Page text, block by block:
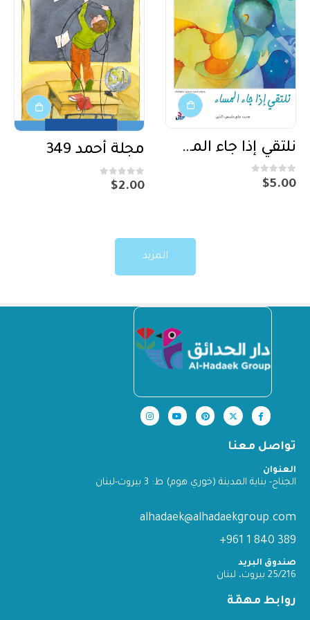
نلتقي إذا جاء المساء
0
out of 5
$5.00
مجلة أحمد 349
0
out of 5
$2.00
المزيد
تواصل معنا
العنوان
الجناح- بناية المدينة (خوري هوم) ط: 3 بيروت-لبنان
alhadaek@alhadaekgroup.com
389 840 1 961+
صندوق البريد
25/216 بيروت، لبنان
روابط مهمّة